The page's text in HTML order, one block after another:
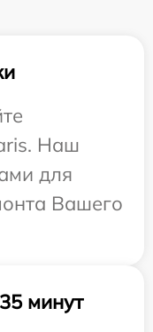
Наш
для
Вашего
минут